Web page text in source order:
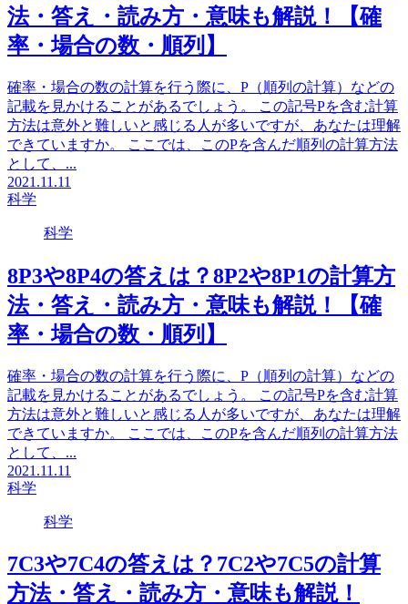
法・答え・読み方・意味も解説！【確
率・場合の数・順列】
確率・場合の数の計算を行う際に、P（順列の計算）などの
記載を見かけることがあるでしょう。 この記号Pを含む計算
方法は意外と難しいと感じる人が多いですが、あなたは理解
できていますか。 ここでは、このPを含んだ順列の計算方法
として、...
2021.11.11
科学
科学
8P3や8P4の答えは？8P2や8P1の計算方
法・答え・読み方・意味も解説！【確
率・場合の数・順列】
確率・場合の数の計算を行う際に、P（順列の計算）などの
記載を見かけることがあるでしょう。 この記号Pを含む計算
方法は意外と難しいと感じる人が多いですが、あなたは理解
できていますか。 ここでは、このPを含んだ順列の計算方法
として、...
2021.11.11
科学
科学
7C3や7C4の答えは？7C2や7C5の計算
方法・答え・読み方・意味も解説！